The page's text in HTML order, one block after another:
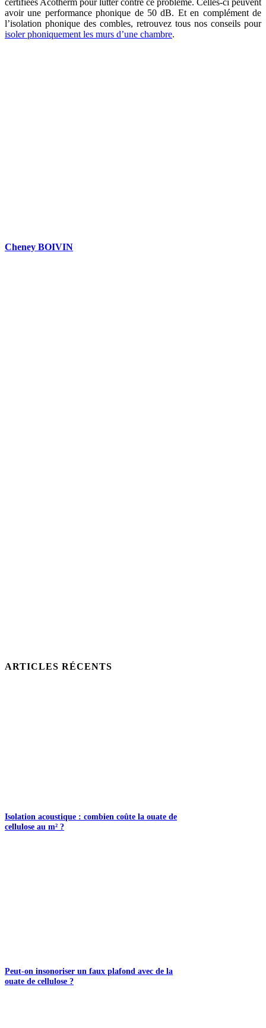
certifiées Acotherm pour lutter contre ce problème. Celles-ci peuvent
avoir une performance phonique de 50 dB. Et en complément de
l’isolation phonique des combles, retrouvez tous nos conseils pour
isoler phoniquement les murs d’une chambre.
Cheney BOIVIN
ARTICLES RÉCENTS
Isolation acoustique : combien coûte la ouate de
cellulose au m² ?
Peut-on insonoriser un faux plafond avec de la
ouate de cellulose ?